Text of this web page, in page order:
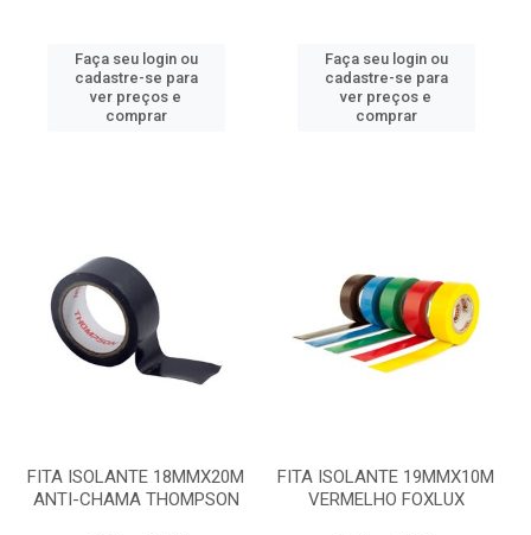
Faça seu login ou
cadastre-se para
ver preços e
comprar
Faça seu login ou
cadastre-se para
ver preços e
comprar
FITA ISOLANTE 18MMX20M
ANTI-CHAMA THOMPSON
FITA ISOLANTE 19MMX10M
VERMELHO FOXLUX